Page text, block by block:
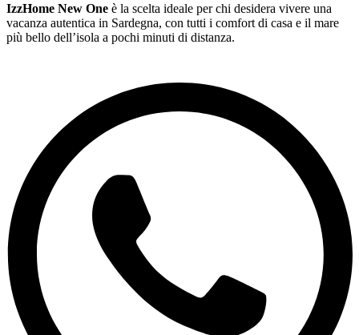
IzzHome New One è la scelta ideale per chi desidera vivere una
vacanza autentica in Sardegna, con tutti i comfort di casa e il mare
più bello dell’isola a pochi minuti di distanza.